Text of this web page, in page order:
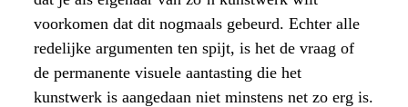
voorkomen dat dit nogmaals gebeurd. Echter alle
redelijke argumenten ten spijt, is het de vraag of
de permanente visuele aantasting die het
kunstwerk is aangedaan niet minstens net zo erg is.